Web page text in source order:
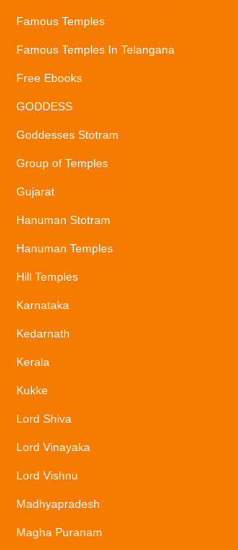
Famous Temples
Famous Temples In Telangana
Free Ebooks
GODDESS
Goddesses Stotram
Group of Temples
Gujarat
Hanuman Stotram
Hanuman Temples
Hill Temples
Karnataka
Kedarnath
Kerala
Kukke
Lord Shiva
Lord Vinayaka
Lord Vishnu
Madhyapradesh
Magha Puranam